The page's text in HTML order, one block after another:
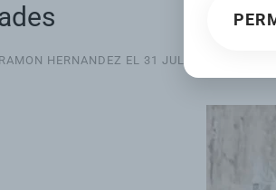
HERNANDEZ EL 31 JULIO 2026